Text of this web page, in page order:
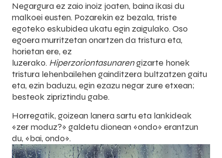
Negargura ez zaio inoiz joaten, baina ikasi du
malkoei eusten. Pozarekin ez bezala, triste
egoteko eskubidea ukatu egin zaigulako. Oso
egoera murritzetan onartzen da tristura eta,
horietan ere, ez
luzerako. Hiperzoriontasunarengizarte honek
tristura lehenbailehen gainditzera bultzatzen gaitu
eta, ezin baduzu, egin ezazu negar zure etxean;
besteok zipriztindu gabe.
Horregatik, goizean lanera sartu eta lankideak
«zer moduz?» galdetu dionean «ondo» erantzun
du, «bai, ondo».